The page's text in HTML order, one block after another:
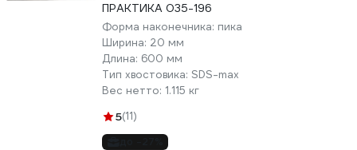
ПРАКТИКА 035-196
Форма наконечника: пика
Ширина: 20 мм
Длина: 600 мм
Тип хвостовика: SDS-max
Вес нетто: 1.115 кг
5(11)